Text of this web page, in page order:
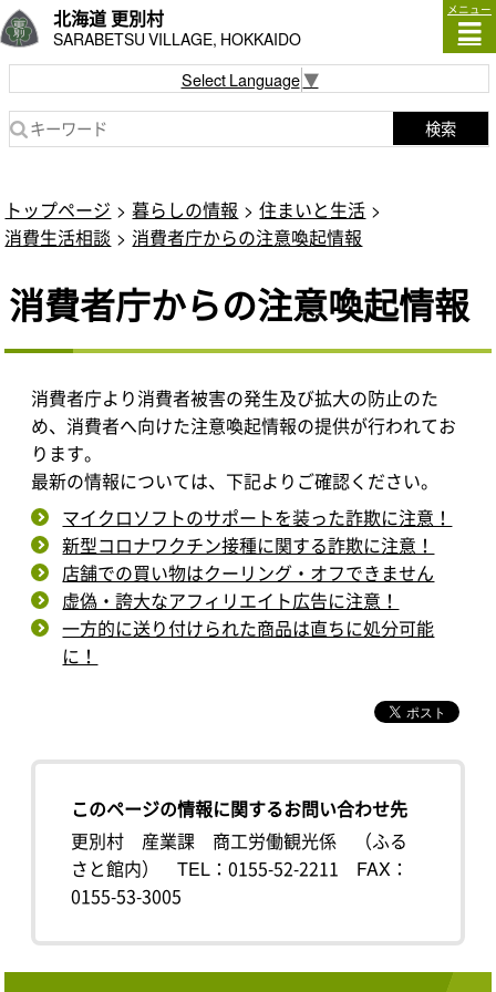
北海道 更別村
SARABETSU VILLAGE, HOKKAIDO
メニュー
Select Language▼
検索
トップページ 暮らしの情報
住まいと生活
消費生活相談
消費者庁からの注意喚起情報
消費者庁からの注意喚起情報
消費者庁より消費者被害の発生及び拡大の防止のた
め、消費者へ向けた注意喚起情報の提供が行われてお
ります。
最新の情報については、下記よりご確認ください。
マイクロソフトのサポートを装った詐欺に注意！
新型コロナワクチン接種に関する詐欺に注意！
店舗での買い物はクーリング・オフできません
虚偽・誇大なアフィリエイト広告に注意！
一方的に送り付けられた商品は直ちに処分可能
に！
このページの情報に関するお問い合わせ先
更別村 産業課 商工労働観光係 （ふる
さと館内）
TEL：0155-52-2211
FAX：
0155-53-3005